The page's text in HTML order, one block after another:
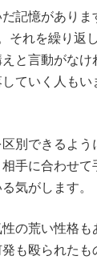
記憶があり
れを繰り返
と言動がな
ていく人も
別できるよう
手に合わせ
気がします。
の荒い性格
も殴られた